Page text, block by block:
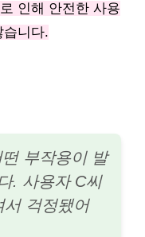
인해 안전한 사용
습니다.
부작용이 발
. 사용자 C씨
서 걱정됐어